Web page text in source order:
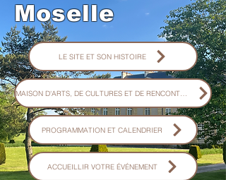
Moselle
LE SITE ET SON HISTOIRE
PROGRAMMATION ET CALENDRIER
ACCUEILLIR VOTRE ÉVÉNEMENT